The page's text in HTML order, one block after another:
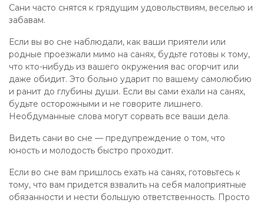
Сани часто снятся к грядущим удовольствиям, веселью и
забавам.
Если вы во сне наблюдали, как ваши приятели или
родные проезжали мимо на санях, будьте готовы к тому,
что кто-нибудь из вашего окружения вас огорчит или
даже обидит. Это больно ударит по вашему самолюбию
и ранит до глубины души. Если вы сами ехали на санях,
будьте осторожными и не говорите лишнего.
Необдуманные слова могут сорвать все ваши дела.
Видеть сани во сне — предупреждение о том, что
юность и молодость быстро проходит.
Если во сне вам пришлось ехать на санях, готовьтесь к
тому, что вам придется взвалить на себя малоприятные
обязанности и нести большую ответственность. Просто